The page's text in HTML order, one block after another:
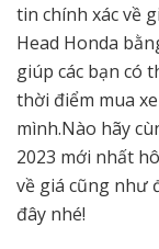
tin chính xác về
Head Honda
giúp các bạn có
thời điểm mua
mình.Nào hãy
2023 mới nhất
về giá cũng như
đây nhé!